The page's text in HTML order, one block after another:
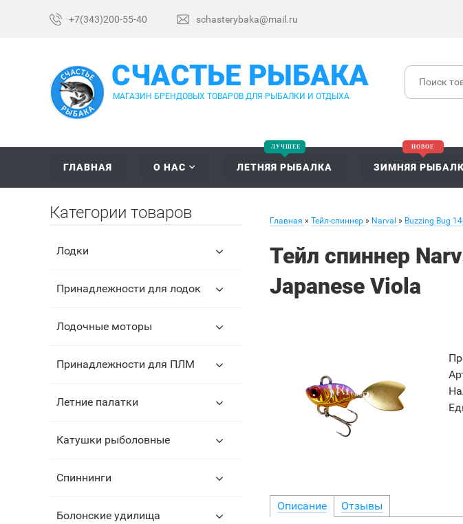
+7(343)200-55-40 schasterybaka@mail.ru
СЧАСТЬЕ РЫБАКА
МАГАЗИН БРЕНДОВЫХ ТОВАРОВ ДЛЯ РЫБАЛКИ И ОТДЫХА
ГЛАВНАЯ О НАС ЛЕТНЯЯ РЫБАЛКА ЗИМНЯЯ
Главная » Тейл-спиннер » Narval » Buzzing Bug
Тейл спиннер
Japanese Viola
Описание Отзывы
Категории товаров
Лодки
Принадлежности для лодок
Лодочные моторы
Принадлежности для ПЛМ
Летние палатки
Катушки рыболовные
Спиннинги
Болонские удилища